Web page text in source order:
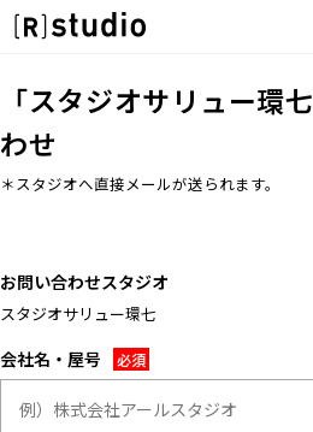
IMAGE
部屋ごとに写真で見比べたい
VARIATION
ひとつのスタジオであれもこれも
LOCATION
スタジオを探す
雰囲気で探したい
カフェやオフィスなどロケシーン
SIZE&PRICE
広さと利用料金で探す
ALL FILTER
「スタジオサリュー環七
わせ
＊スタジオへ直接メールが送られます。
お問い合わせスタジオ
スタジオサリュー環七
会社名・屋号